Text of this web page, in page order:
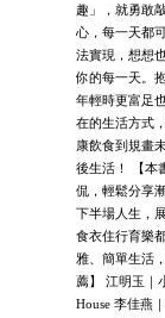
趣」，就勇敢
心，每一天都
法實現，想想
你的每一天。
年輕時更富足
在的生活方式
康飲食到規畫
後生活！ 【本
侃，輕鬆分享
下半場人生，
食衣住行育樂
雅、簡單生活
薦】 江明玉｜
House 李佳燕